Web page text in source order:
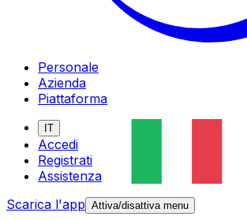
Personale
Azienda
Piattaforma
IT
Accedi
Registrati
Assistenza
Scarica l'app Attiva/disattiva menu